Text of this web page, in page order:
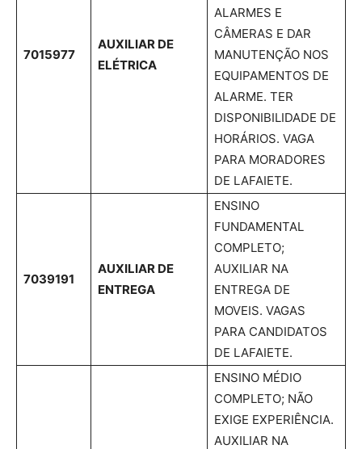
7015977
AUXILIAR DE
ELÉTRICA
ALARMES E
CÂMERAS E DAR
MANUTENÇÃO NOS
EQUIPAMENTOS DE
ALARME. TER
DISPONIBILIDADE DE
HORÁRIOS. VAGA
PARA MORADORES
DE LAFAIETE.
7039191
AUXILIAR DE
ENTREGA
ENSINO
FUNDAMENTAL
COMPLETO;
AUXILIAR NA
ENTREGA DE
MOVEIS. VAGAS
PARA CANDIDATOS
DE LAFAIETE.
ENSINO MÉDIO
COMPLETO; NÃO
EXIGE EXPERIÊNCIA.
AUXILIAR NA